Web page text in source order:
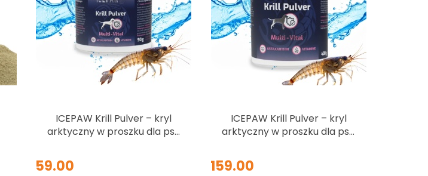
ICEPAW Krill Pulver – kryl
arktyczny w proszku dla psa
59.00
ICEPAW Krill Pulver – kryl
arktyczny w proszku dla psa
159.00